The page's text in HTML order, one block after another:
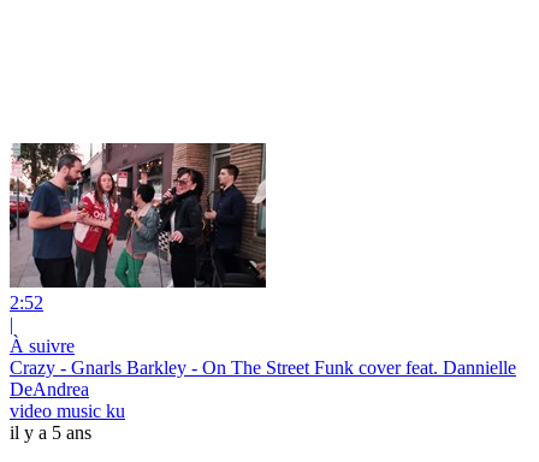
2:52
|
À suivre
Crazy - Gnarls Barkley - On The Street Funk cover feat. Dannielle
DeAndrea
video music ku
il y a 5 ans